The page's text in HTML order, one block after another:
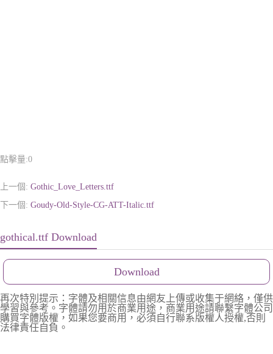
點擊量:0
上一個: Gothic_Love_Letters.ttf
下一個: Goudy-Old-Style-CG-ATT-Italic.ttf
gothical.ttf Download
Download
再次特別提示：字體及相關信息由網友上傳或收集于網絡，僅供
學習與參考。字體請勿用於商業用途，商業用途請聯繫字體公司
購買字體版權，如果您要商用，必須自行聯系版權人授權,否則
法律責任自負。